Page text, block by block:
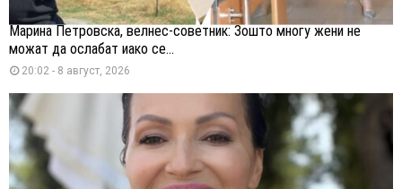
Марина Петровска, велнес-советник: Зошто многу жени не
можат да ослабат иако се...
20:02 - 8 август, 2026